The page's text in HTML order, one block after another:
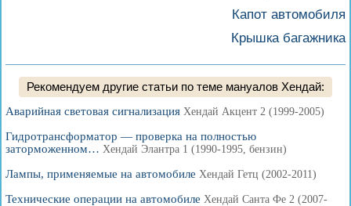
Капот автомобиля
Крышка багажника
Рекомендуем другие статьи по теме мануалов Хендай:
Аварийная световая сигнализация Хендай Акцент 2 (1999-2005)
Гидротрансформатор — проверка на полностью
заторможенном… Хендай Элантра 1 (1990-1995, бензин)
Лампы, применяемые на автомобиле Хендай Гетц (2002-2011)
Технические операции на автомобиле Хендай Санта Фе 2 (2007-